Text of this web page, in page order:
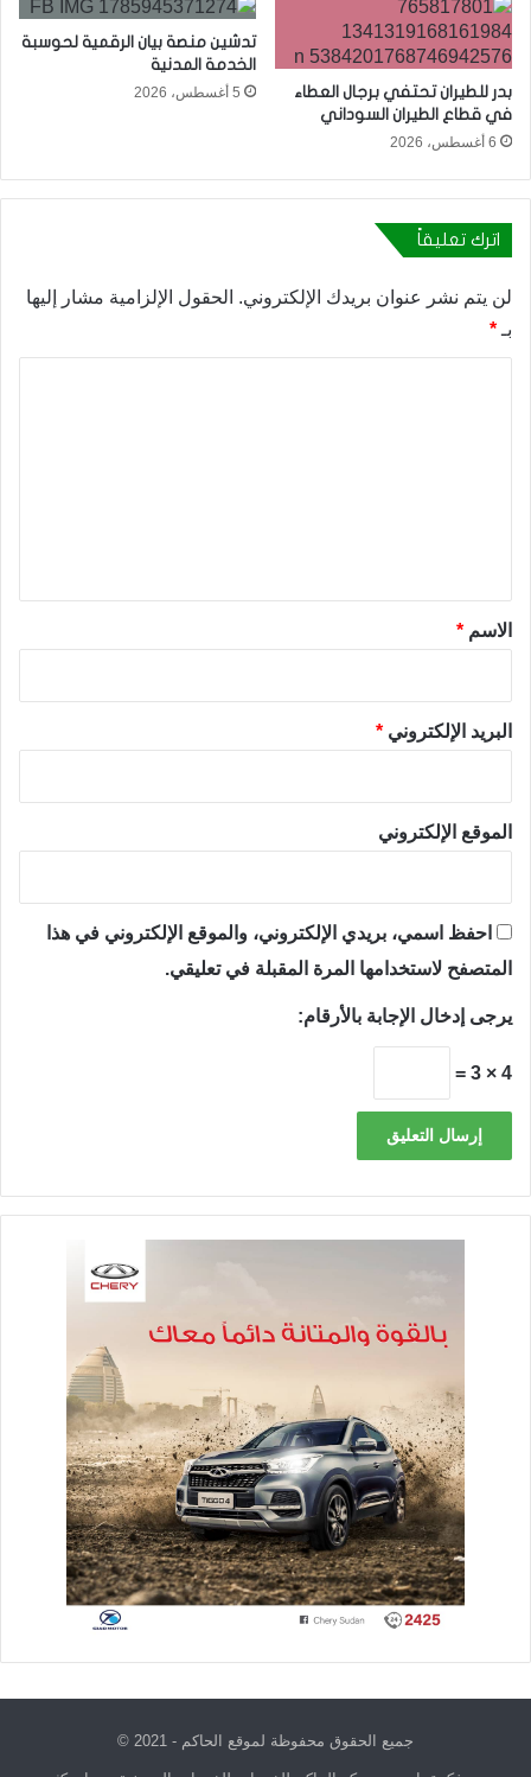
بدر للطيران تحتفي برجال العطاء
في قطاع الطيران السوداني
6 أغسطس، 2026
تدشين منصة بيان الرقمية لحوسبة
الخدمة المدنية
5 أغسطس، 2026
اترك تعليقاً
لن يتم نشر عنوان بريدك الإلكتروني. الحقول الإلزامية مشار إليها
بـ *
*الاسم *
البريد الإلكتروني *
الموقع الإلكتروني
احفظ اسمي، بريدي الإلكتروني، والموقع الإلكتروني في هذا
المتصفح لاستخدامها المرة المقبلة في تعليقي.
يرجى إدخال الإجابة بالأرقام:
4 × 3 =
جميع الحقوق محفوظة لموقع الحاكم - 2021 ©